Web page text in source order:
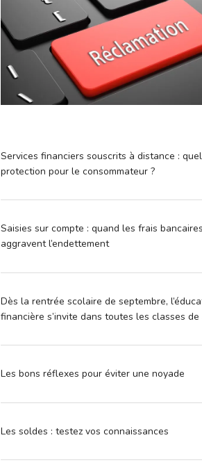
Services financiers souscrits à distance :
protection pour le consommateur ?
Saisies sur compte : quand les frais bancaires
aggravent l’endettement
Dès la rentrée scolaire de septembre,
financière s’invite dans toutes les classes de
Les bons réflexes pour éviter une noyade
Les soldes : testez vos connaissances